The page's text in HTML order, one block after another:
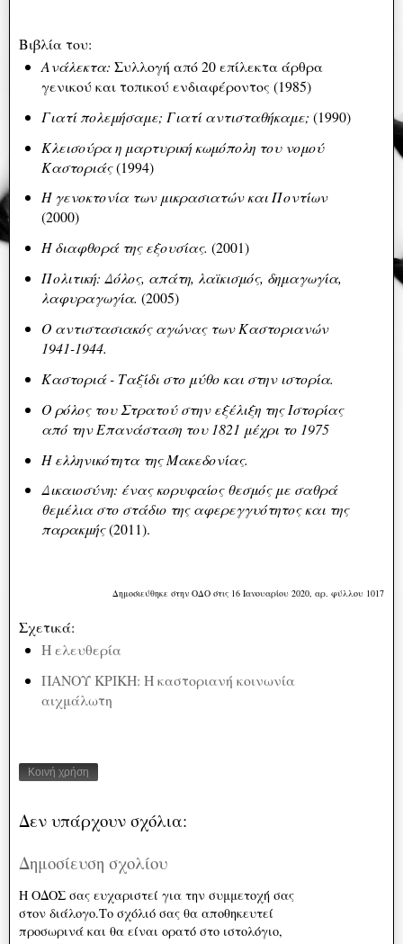
Βιβλία του:
Ανάλεκτα: Συλλογή από 20 επίλεκτα άρθρα
γενικού και τοπικού ενδιαφέροντος (1985)
Γιατί πολεμήσαμε; Γιατί αντισταθήκαμε; (1990)
Κλεισούρα η μαρτυρική κωμόπολη του νομού
Καστοριάς(1994)
Η γενοκτονία των μικρασιατών και Ποντίων
(2000)
Η διαφθορά της εξουσίας. (2001)
Πολιτική: Δόλος, απάτη, λαϊκισμός, δημαγωγία,
λαφυραγωγία. (2005)
Ο αντιστασιακός αγώνας των Καστοριανών
1941-1944.
Καστοριά - Ταξίδι στο μύθο και στην ιστορία.
Ο ρόλος του Στρατού στην εξέλιξη της Ιστορίας
από την Επανάσταση του 1821 μέχρι το 1975
Η ελληνικότητα της Μακεδονίας.
Δικαιοσύνη: ένας κορυφαίος θεσμός με σαθρά
θεμέλια στο στάδιο της αφερεγγυότητος και της
παρακμής(2011).
Δημοσιεύθηκε στην ΟΔΟ στις 16 Ιανουαρίου 2020, αρ. φύλλου 1017
Σχετικά:
Η ελευθερία
ΠΑΝΟΥ ΚΡΙΚΗ: H καστοριανή κοινωνία
αιχμάλωτη
Κοινή χρήση
Δεν υπάρχουν σχόλια:
Δημοσίευση σχολίου
Η ΟΔΟΣ σας ευχαριστεί για την συμμετοχή σας
στον διάλογο.Το σχόλιό σας θα αποθηκευτεί
προσωρινά και θα είναι ορατό στο ιστολόγιο,